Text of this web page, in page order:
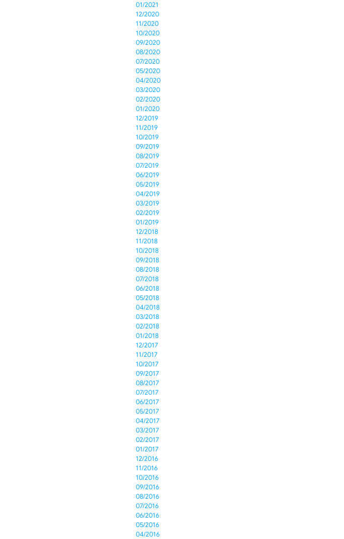
01/2021
12/2020
11/2020
10/2020
09/2020
08/2020
07/2020
05/2020
04/2020
03/2020
02/2020
01/2020
12/2019
11/2019
10/2019
09/2019
08/2019
07/2019
06/2019
05/2019
04/2019
03/2019
02/2019
01/2019
12/2018
11/2018
10/2018
09/2018
08/2018
07/2018
06/2018
05/2018
04/2018
03/2018
02/2018
01/2018
12/2017
11/2017
10/2017
09/2017
08/2017
07/2017
06/2017
05/2017
04/2017
03/2017
02/2017
01/2017
12/2016
11/2016
10/2016
09/2016
08/2016
07/2016
06/2016
05/2016
04/2016